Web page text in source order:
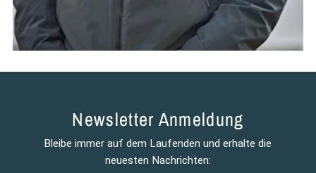
Newsletter Anmeldung
Bleibe immer auf dem Laufenden und erhalte die
neuesten Nachrichten: